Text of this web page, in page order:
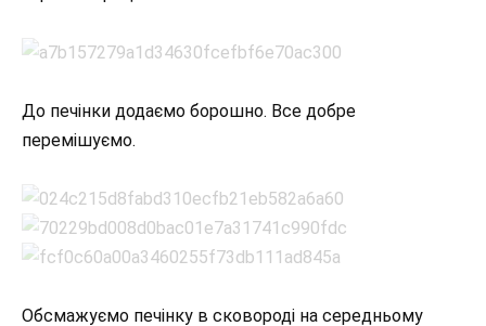
До печінки додаємо борошно. Все добре
перемішуємо.
Обсмажуємо печінку в сковороді на середньому